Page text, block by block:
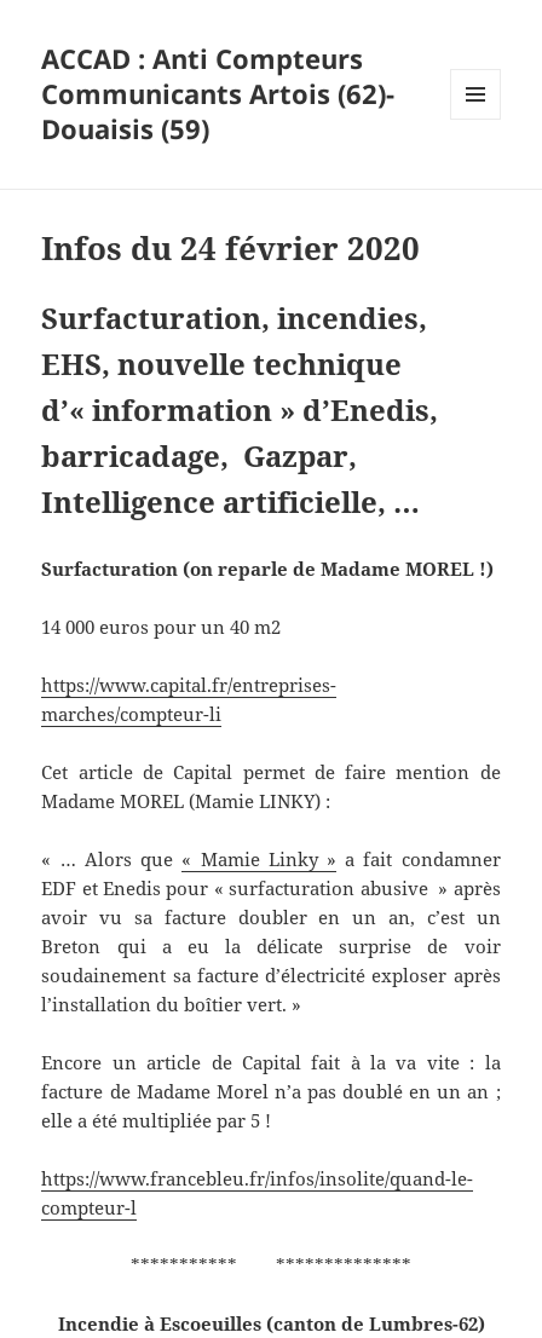
ACCAD : Anti Compteurs
Communicants Artois (62)-
Douaisis (59)
Infos du 24 février 2020
Surfacturation, incendies,
EHS, nouvelle technique
d’« information » d’Enedis,
barricadage, Gazpar,
Intelligence artificielle, …
Surfacturation (on reparle de Madame MOREL !)
14 000 euros pour un 40 m2
https://www.capital.fr/entreprises-
marches/compteur-li
Cet article de Capital permet de faire mention de
Madame MOREL (Mamie LINKY) :
« … Alors que « Mamie Linky » a fait condamner
EDF et Enedis pour « surfacturation abusive » après
avoir vu sa facture doubler en un an, c’est un
Breton qui a eu la délicate surprise de voir
soudainement sa facture d’électricité exploser après
l’installation du boîtier vert. »
Encore un article de Capital fait à la va vite : la
facture de Madame Morel n’a pas doublé en un an ;
elle a été multipliée par 5 !
https://www.francebleu.fr/infos/insolite/quand-le-
compteur-l
*********** **************
Incendie à Escoeuilles (canton de Lumbres-62)